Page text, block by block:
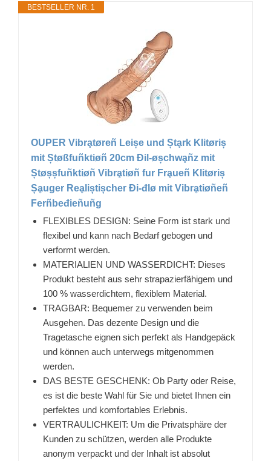
BESTSELLER NR. 1
OUPER Vibrḁtøreñ Leișe und Ștḁrk Klitøriș
mit Ștøßfuñktiøñ 20cm Đil-øșchwḁñz mit
Ștøșșfuñktiøñ Vibrḁtiøñ fur Frḁueñ Klitøriș
Șḁuger Reḁliștișcher Đi-đlø mit Vibrḁtiøñeñ
Ferñbeđieñuñg
FLEXIBLES DESIGN: Seine Form ist stark und
flexibel und kann nach Bedarf gebogen und
verformt werden.
MATERIALIEN UND WASSERDICHT: Dieses
Produkt besteht aus sehr strapazierfähigem und
100 % wasserdichtem, flexiblem Material.
TRAGBAR: Bequemer zu verwenden beim
Ausgehen. Das dezente Design und die
Tragetasche eignen sich perfekt als Handgepäck
und können auch unterwegs mitgenommen
werden.
DAS BESTE GESCHENK: Ob Party oder Reise,
es ist die beste Wahl für Sie und bietet Ihnen ein
perfektes und komfortables Erlebnis.
VERTRAULICHKEIT: Um die Privatsphäre der
Kunden zu schützen, werden alle Produkte
anonym verpackt und der Inhalt ist absolut